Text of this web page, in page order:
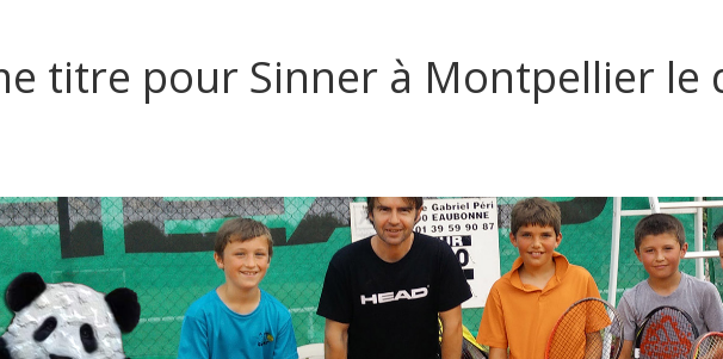
titre pour Sinner à Montpellier le